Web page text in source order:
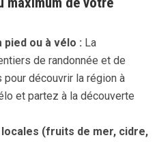
ou à vélo : La
de randonnée et de
découvrir la région à
et partez à la découverte
(fruits de mer, cidre,